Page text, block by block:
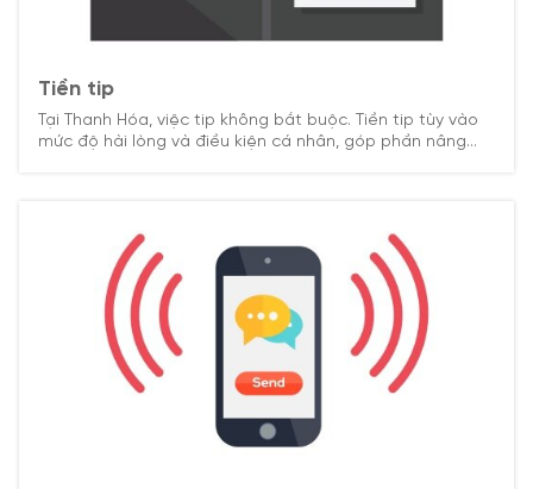
Tiền tip
Tại Thanh Hóa, việc tip không bắt buộc. Tiền tip tùy vào
mức độ hài lòng và điều kiện cá nhân, góp phần nâng